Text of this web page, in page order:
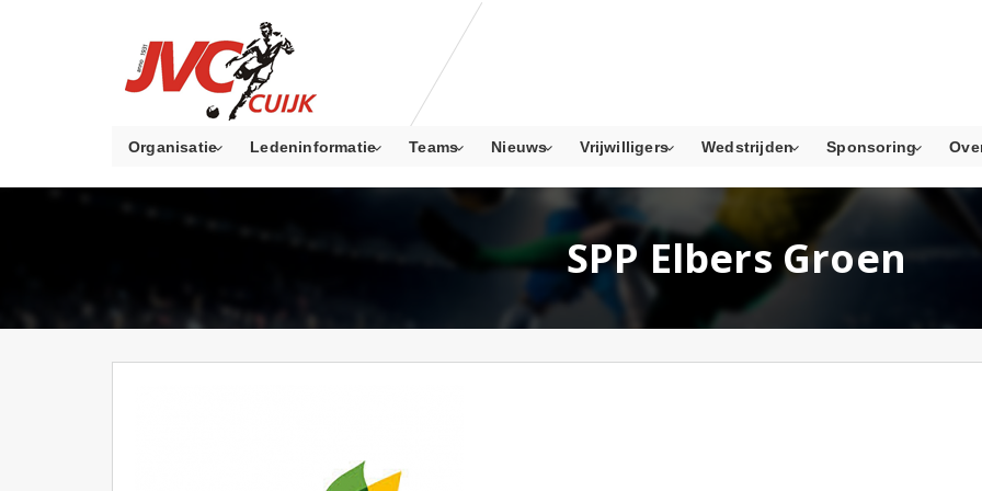
Organisatie Ledeninformatie Teams Nieuws Vrijwilligers Wedstrijden Sponsoring
SPP Elbers Groen